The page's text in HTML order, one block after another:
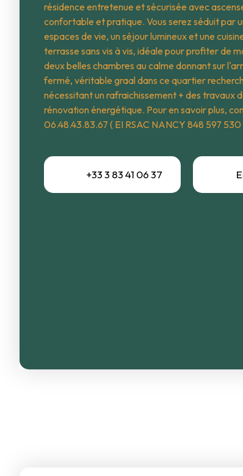
résidence entretenue et sécurisée avec
confortable et pratique. Vous serez séduit par
espaces de vie, un séjour lumineux et une
terrasse sans vis à vis, idéale pour profiter de
deux belles chambres au calme donnant sur
fermé, véritable graal dans ce quartier
nécessitant un rafraichissement + des travaux
rénovation énergétique. Pour en savoir plus,
06.48.43.83.67 ( EI RSAC NANCY 848 597 530
+33 3 83 41 06 37